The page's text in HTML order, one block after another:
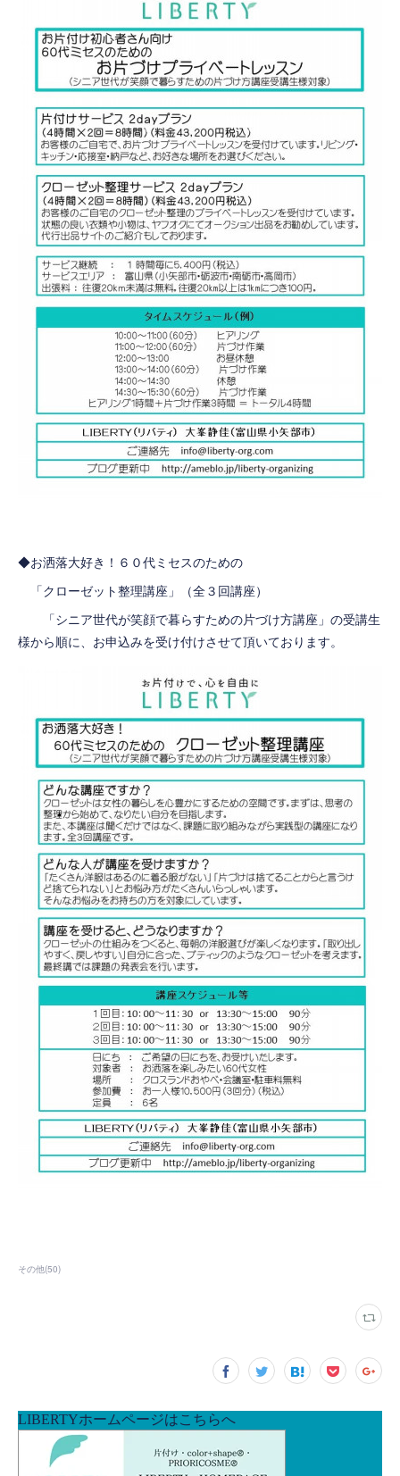
◆お洒落大好き！６０代ミセスのための
「クローゼット整理講座」（全３回講座）
「シニア世代が笑顔で暮らすための片づけ方講座」の受講生
様から順に、お申込みを受け付けさせて頂いております。
その他(50)